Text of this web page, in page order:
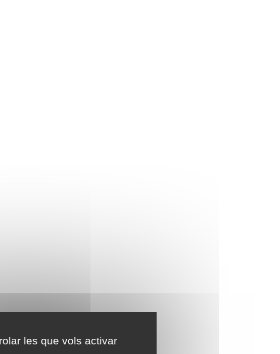
les que vols activar